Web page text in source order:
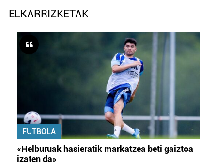
ELKARRIZKETAK
FUTBOLA
«Helburuak hasieratik markatzea beti gaiztoa
izaten da»